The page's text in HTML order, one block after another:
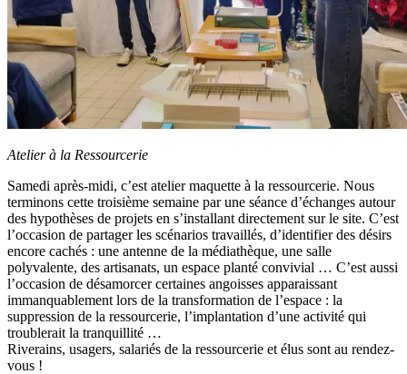
Atelier à la Ressourcerie
Samedi après-midi, c’est atelier maquette à la ressourcerie. Nous
terminons cette troisième semaine par une séance d’échanges autour
des hypothèses de projets en s’installant directement sur le site. C’est
l’occasion de partager les scénarios travaillés, d’identifier des désirs
encore cachés : une antenne de la médiathèque, une salle
polyvalente, des artisanats, un espace planté convivial … C’est aussi
l’occasion de désamorcer certaines angoisses apparaissant
immanquablement lors de la transformation de l’espace : la
suppression de la ressourcerie, l’implantation d’une activité qui
troublerait la tranquillité …
Riverains, usagers, salariés de la ressourcerie et élus sont au rendez-
vous !